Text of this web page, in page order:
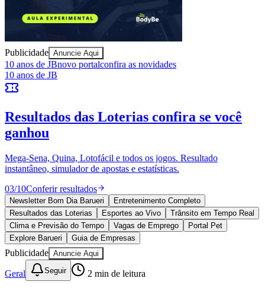
Publicidade Anuncie Aqui
10 anos de JBnovo portalconfira as novidades
10 anos de JB
Resultados das Loterias confira se você
ganhou
Mega-Sena, Quina, Lotofácil e todos os jogos. Resultado
instantâneo, simulador de apostas e estatísticas.
03/10Conferir resultados
Newsletter Bom Dia Barueri
Entretenimento Completo
Resultados das Loterias
Esportes ao Vivo
Trânsito em Tempo Real
Clima e Previsão do Tempo
Vagas de Emprego
Portal Pet
Explore Barueri
Guia de Empresas
Publicidade Anuncie Aqui
Geral Seguir 2 min de leitura